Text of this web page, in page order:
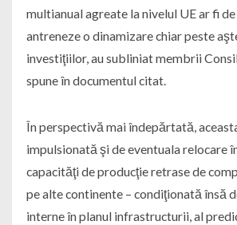
multianual agreate la nivelul UE ar fi
antreneze o dinamizare chiar peste
investiţiilor, au subliniat membrii
spune în documentul citat.
În perspectivă mai îndepărtată,
impulsionată şi de eventuala relocare
capacităţi de producţie retrase de
pe alte continente – condiţionată însă
interne în planul infrastructurii, al